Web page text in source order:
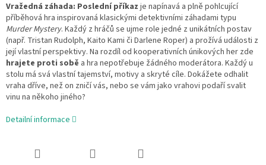
Vražedná záhada: Poslední příkaz je napínavá a plně pohlcující
příběhová hra inspirovaná klasickými detektivními záhadami typu
Murder Mystery. Každý z hráčů se ujme role jedné z unikátních postav
(např. Tristan Rudolph, Kaito Kami či Darlene Roper) a prožívá události z
její vlastní perspektivy. Na rozdíl od kooperativních únikových her zde
hrajete proti sobě a hra nepotřebuje žádného moderátora. Každý u
stolu má svá vlastní tajemství, motivy a skryté cíle. Dokážete odhalit
vraha dříve, než on zničí vás, nebo se vám jako vrahovi podaří svalit
vinu na někoho jiného?
Detailní informace